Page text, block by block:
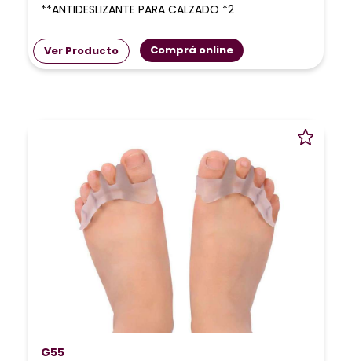
**ANTIDESLIZANTE PARA CALZADO *2
Ver Producto Comprá online
G55